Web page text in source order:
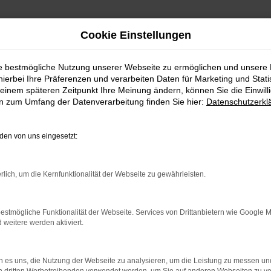
220 Gebrauchtwagen
Regensburg
220 Gebrauchtwagen –
dieser Gelegenheit kannst du dich gleich bei
passende Fahrzeug für dich finden. Wenn du aus
nach Garching ein. Das liegt bei München und
Problem! Wir bieten dir einen Lieferservice
brauchst du deine eigenen vier Wände nicht
Cookie Einstellungen
bestmögliche Nutzung unserer Webseite zu ermöglichen und unsere
Ihre Präferenzen und verarbeiten Daten für Marketing und
späteren Zeitpunkt Ihre Meinung ändern, können Sie die
zum Umfang der Datenverarbeitung finden Sie hier:
von uns eingesetzt:
um die Kernfunktionalität der Webseite zu gewährleisten.
Funktionalität der Webseite. Services von Drittanbietern wie Google
weitere werden aktiviert.
es uns, die Nutzung der Webseite zu analysieren, um die Leistung zu messen